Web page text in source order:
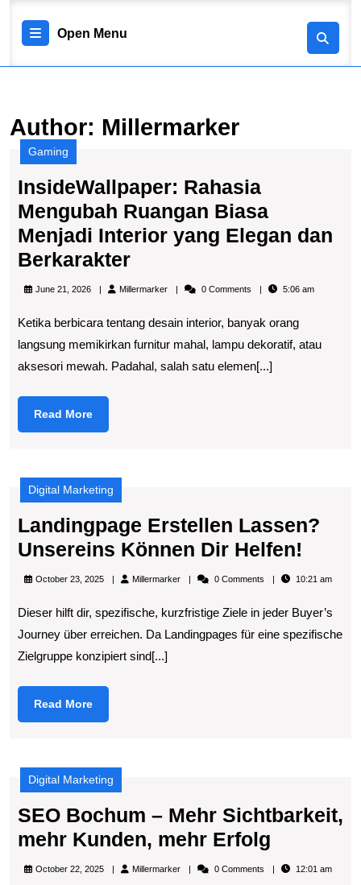
content
Open Menu
Menu
Author: Millermarker
Gaming
InsideWallpaper: Rahasia
Mengubah Ruangan Biasa
Menjadi Interior yang Elegan dan
BerkarakterInsideWallpaper:
Rahasia
Ruangan
Biasa
Menjadi
June 21, 2026 MillermarkerMillermarker0 Comments 5:06 am
Ketika berbicara tentang desain interior, banyak orang
langsung memikirkan furnitur mahal, lampu dekoratif, atau
aksesori mewah. Padahal, salah satu elemen[...]
Read MoreRead
More
Digital Marketing
Landingpage Erstellen Lassen?
Unsereins Können Dir Helfen!
October 23, 2025 MillermarkerMillermarker0 Comments 10:21 am
Dieser hilft dir, spezifische, kurzfristige Ziele in jeder Buyer’s
Journey über erreichen. Da Landingpages für eine spezifische
Zielgruppe konzipiert sind[...]
Read MoreRead
More
Digital Marketing
SEO Bochum – Mehr Sichtbarkeit,
mehr Kunden, mehr Erfolg
Bochum
October 22, 2025 MillermarkerMillermarker0 Comments 12:01 am